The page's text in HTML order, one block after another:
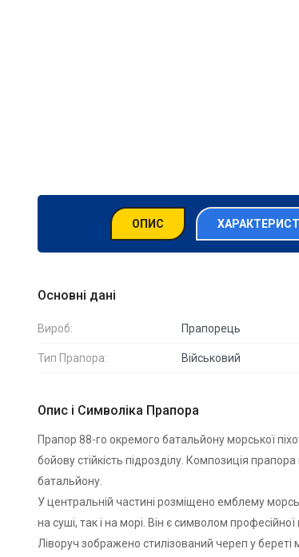
ОПИС
Основні дані
Вироб: Прапорець
Тип Прапора: Військовий
Опис і Символіка Прапора
Прапор 88-го окремого батальйону морської
бойову стійкість підрозділу. Композиція
батальйону.
У центральній частині розміщено емблему
на суші, так і на морі. Він є символом
Ліворуч зображено стилізований череп у